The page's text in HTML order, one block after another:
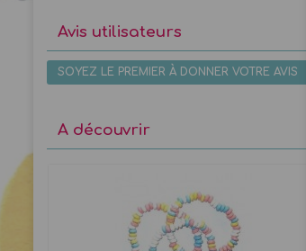
Avis utilisateurs
SOYEZ LE PREMIER À DONNER VOTRE AVIS
A découvrir